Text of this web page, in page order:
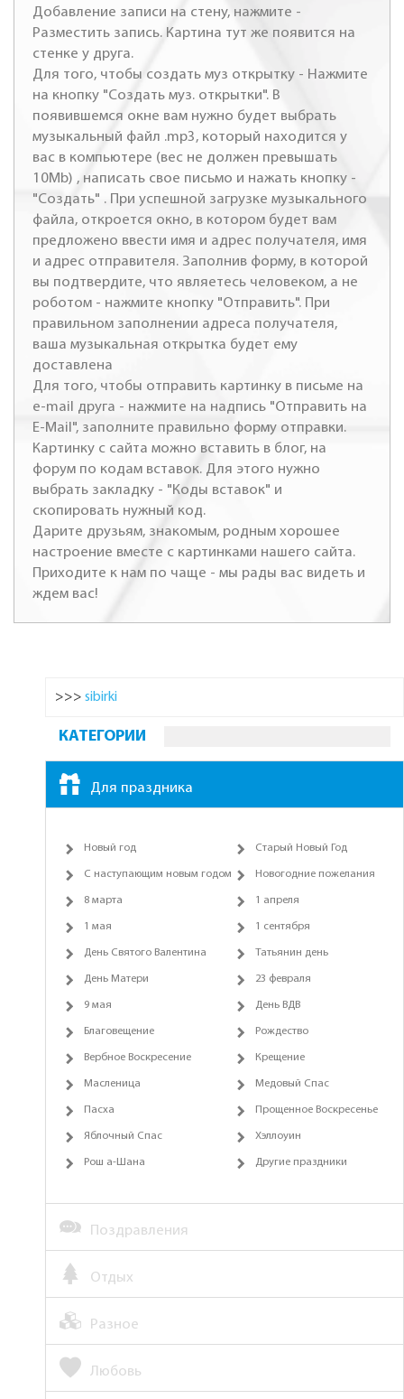
Добавление записи на стену, нажмите -
Разместить запись. Картина тут же появится на
стенке у друга.
Для того, чтобы создать муз открытку - Нажмите
на кнопку "Создать муз. открытки". В
появившемся окне вам нужно будет выбрать
музыкальный файл .mp3, который находится у
вас в компьютере (вес не должен превышать
10Mb) , написать свое письмо и нажать кнопку -
"Создать" . При успешной загрузке музыкального
файла, откроется окно, в котором будет вам
предложено ввести имя и адрес получателя, имя
и адрес отправителя. Заполнив форму, в которой
вы подтвердите, что являетесь человеком, а не
роботом - нажмите кнопку "Отправить". При
правильном заполнении адреса получателя,
ваша музыкальная открытка будет ему
доставлена
Для того, чтобы отправить картинку в письме на
e-mail друга - нажмите на надпись "Отправить на
E-Mail", заполните правильно форму отправки.
Картинку с сайта можно вставить в блог, на
форум по кодам вставок. Для этого нужно
выбрать закладку - "Коды вставок" и
скопировать нужный код.
Дарите друзьям, знакомым, родным хорошее
настроение вместе с картинками нашего сайта.
Приходите к нам по чаще - мы рады вас видеть и
ждем вас!
>>> sibirki
КАТЕГОРИИ
Для праздника
Новый год Старый Новый Год
С наступающим новым годом Новогодние пожелания
8 марта 1 апреля
1 мая 1 сентября
День Святого Валентина Татьянин день
День Матери 23 февраля
9 мая День ВДВ
Благовещение Рождество
Вербное Воскресение Крещение
Масленица Медовый Спас
Пасха Прощенное Воскресенье
Яблочный Спас Хэллоуин
Рош а-Шана Другие праздники
Поздравления
Отдых
Разное
Любовь